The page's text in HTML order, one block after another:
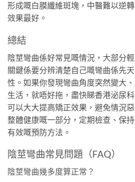
形成嘅白膜纖維斑塊，中醫難以逆
效果最好。
總結
陰莖彎曲係好常見嘅情況，大部分
關鍵係要分辨清楚自己嘅彎曲係先
性。如果你發現彎曲角度突然變大
生活，就唔好拖，盡快睇香港泌尿
可以大大提高矯正效果，避免情況
整體健康嘅一部分，定期檢查、保
有效嘅預防方法。
陰莖彎曲常見問題（FAQ）
陰莖彎曲幾多度算正常？